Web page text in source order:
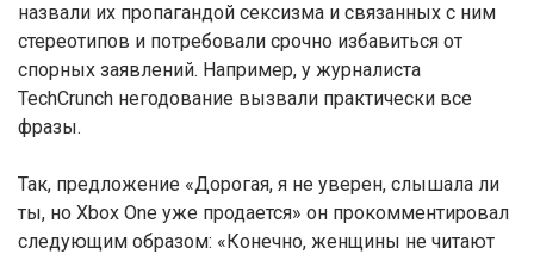
назвали их пропагандой сексизма и связанных с ним
стереотипов и потребовали срочно избавиться от
спорных заявлений. Например, у журналиста
TechCrunch негодование вызвали практически все
фразы.
Так, предложение «Дорогая, я не уверен, слышала ли
ты, но Xbox One уже продается» он прокомментировал
следующим образом: «Конечно, женщины не читают